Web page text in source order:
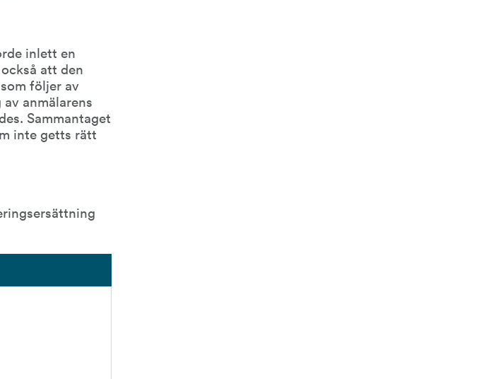
inlett en
att den
följer av
anmälarens
Sammantaget
inte getts rätt